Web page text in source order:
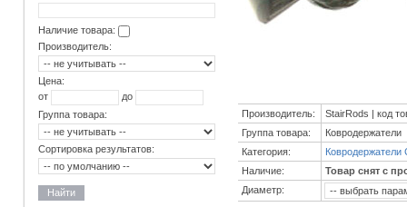
Наличие товара:
Производитель:
Цена:
от
до
Группа товара:
Сортировка результатов:
Найти
Производитель:
StairRods | код
Группа товара:
Ковродержатели
Категория:
Ковродержатели
Наличие:
Товар снят с
Диаметр: